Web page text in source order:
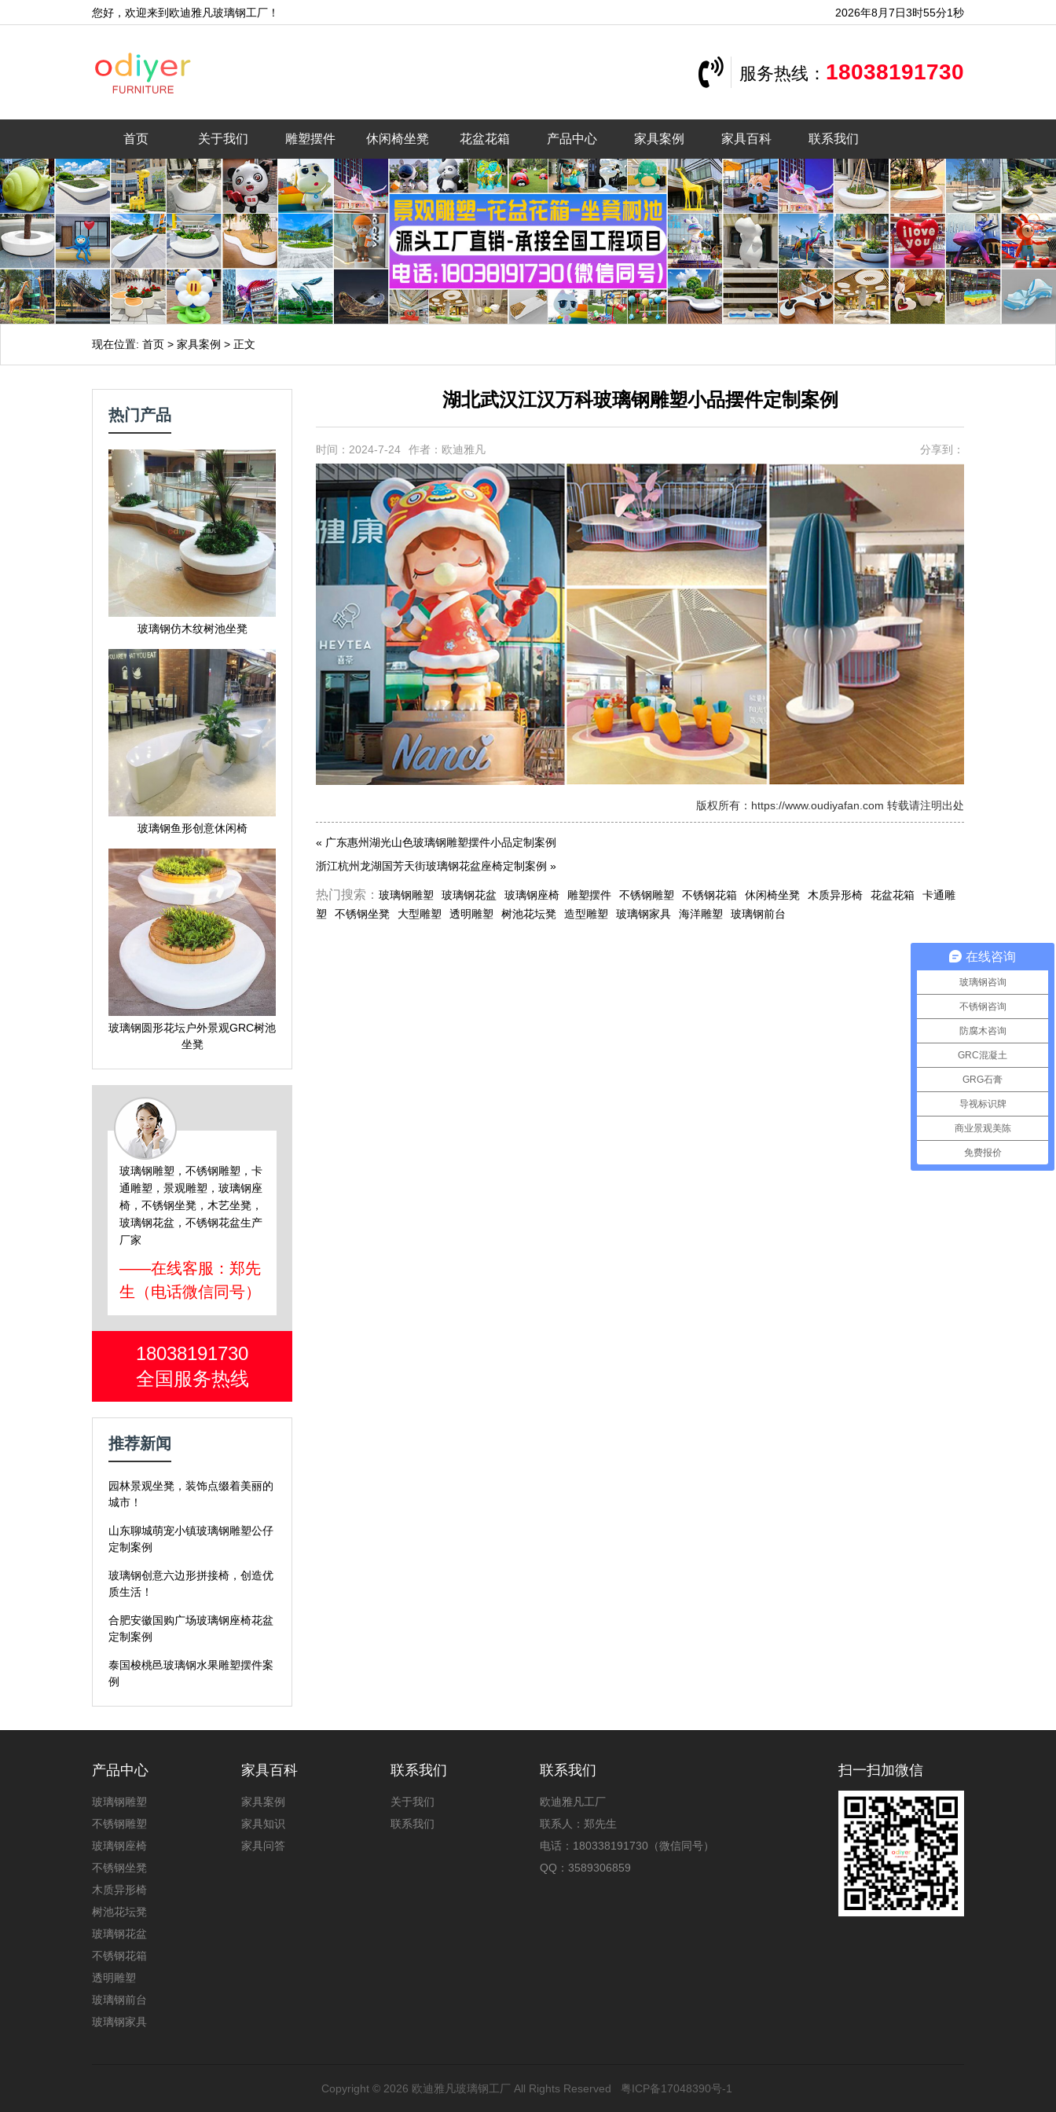
您好，欢迎来到欧迪雅凡玻璃钢工厂！ 2026年8月7日3时55分2秒
服务热线： 18038191730
首页 关于我们 雕塑摆件 休闲椅坐凳 花盆花箱 产品中心 家具案例 家具百科 联系我们
现在位置: 首页 > 家具案例 > 正文
热门产品
玻璃钢仿木纹树池坐凳
玻璃钢鱼形创意休闲椅
玻璃钢圆形花坛户外景观GRC树池
坐凳
玻璃钢雕塑，不锈钢雕塑，卡
通雕塑，景观雕塑，玻璃钢座
椅，不锈钢坐凳，木艺坐凳，
玻璃钢花盆，不锈钢花盆生产
厂家
——在线客服：郑先
生（电话微信同号）
18038191730
全国服务热线
推荐新闻
园林景观坐凳，装饰点缀着美丽的
城市！
山东聊城萌宠小镇玻璃钢雕塑公仔
定制案例
玻璃钢创意六边形拼接椅，创造优
质生活！
合肥安徽国购广场玻璃钢座椅花盆
定制案例
泰国梭桃邑玻璃钢水果雕塑摆件案
例
湖北武汉江汉万科玻璃钢雕塑小品摆件定制案例
时间：2024-7-24 作者：欧迪雅凡 分享到：
版权所有：https://www.oudiyafan.com 转载请注明出处
« 广东惠州湖光山色玻璃钢雕塑摆件小品定制案例
浙江杭州龙湖国芳天街玻璃钢花盆座椅定制案例 »
热门搜索： 玻璃钢雕塑 玻璃钢花盆 玻璃钢座椅 雕塑摆件 不锈钢雕塑 不锈钢花箱 休闲椅坐凳 木质异形椅 花盆花箱
卡通雕
塑
不锈钢坐凳 大型雕塑 透明雕塑 树池花坛凳 造型雕塑 玻璃钢家具 海洋雕塑 玻璃钢前台
产品中心
玻璃钢雕塑
不锈钢雕塑
玻璃钢座椅
不锈钢坐凳
木质异形椅
树池花坛凳
玻璃钢花盆
不锈钢花箱
透明雕塑
玻璃钢前台
玻璃钢家具
家具百科
家具案例
家具知识
家具问答
联系我们
关于我们
联系我们
联系我们
欧迪雅凡工厂
联系人：郑先生
电话：180338191730（微信同号）
QQ：3589306859
扫一扫加微信
Copyright © 2026 欧迪雅凡玻璃钢工厂 All Rights Reserved 粤ICP备17048390号-1
在线咨询
玻璃钢咨询
不锈钢咨询
防腐木咨询
GRC混凝土
GRG石膏
导视标识牌
商业景观美陈
免费报价